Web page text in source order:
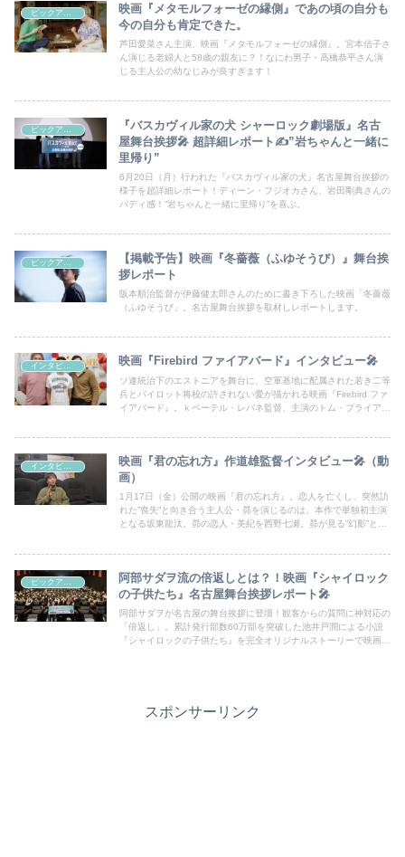
映画『メタモルフォーゼの縁側』であの頃の自分も
今の自分も肯定できた。
芦田愛菜さん主演、映画『メタモルフォーゼの縁側』。宮本信子さ
ん演じる老婦人と58歳の親友に？！なにわ男子・高橋恭平さん演
じる主人公の幼なじみが良すぎます！
『バスカヴィル家の犬 シャーロック劇場版』名古
屋舞台挨拶🎤 超詳細レポート✍”岩ちゃんと一緒に
里帰り”
6月20日（月）行われた『バスカヴィル家の犬』名古屋舞台挨拶の
様子を超詳細レポート！ディーン・フジオカさん、岩田剛典さんの
バディ感！”岩ちゃんと一緒に里帰り”を喜ぶ。
【掲載予告】映画『冬薔薇（ふゆそうび）』舞台挨
拶レポート
阪本順治監督が伊藤健太郎さんのために書き下ろした映画「冬薔薇
（ふゆそうび」。名古屋舞台挨拶を取材しレポートします。
映画『Firebird ファイアバード』インタビュー🎤
ソ連統治下のエストニアを舞台に、空軍基地に配属された若き二等
兵とパイロット将校の許されない愛が描かれる映画『Firebird ファ
イアバード』。ｋペーテル・レバネ監督、主演のトム・プライアー
映画『君の忘れ方』作道雄監督インタビュー🎤（動
画）
1月17日（金）公開の映画『君の忘れ方』。恋人を亡くし、突然訪
れた”喪失”と向き合う主人公・昴を演じるのは、本作で単独初主演
となる坂東龍汰。昴の恋人・美紀を西野七瀬。昴が見る”幻影”とい
ピックアップシネマ
阿部サダヲ流の倍返しとは？！映画『シャイロック
の子供たち』名古屋舞台挨拶レポート🎤
阿部サダヲが名古屋の舞台挨拶に登壇！観客からの質問に神対応の
「倍返し」。累計発行部数60万部を突破した池井戸潤による小説
『シャイロックの子供たち』を完全オリジナルストーリーで映画
スポンサーリンク